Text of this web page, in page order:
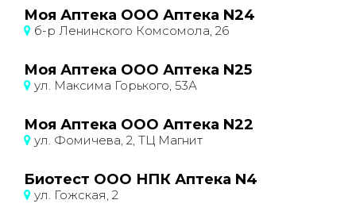
Моя Аптека ООО Аптека N24
б-р Ленинского Комсомола, 26
Моя Аптека ООО Аптека N25
ул. Максима Горького, 53А
Моя Аптека ООО Аптека N22
ул. Фомичева, 2, ТЦ Магнит
Биотест ООО НПК Аптека N4
ул. Гожская, 2